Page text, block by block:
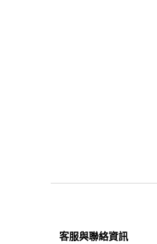
客服與聯絡資訊